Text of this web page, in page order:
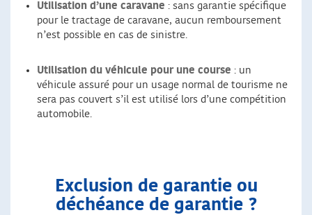
Utilisation d’une caravane : sans garantie spécifique
pour le tractage de caravane, aucun remboursement
n’est possible en cas de sinistre.
Utilisation du véhicule pour une course : un
véhicule assuré pour un usage normal de tourisme ne
sera pas couvert s’il est utilisé lors d’une compétition
automobile.
Exclusion de garantie ou
déchéance de garantie ?